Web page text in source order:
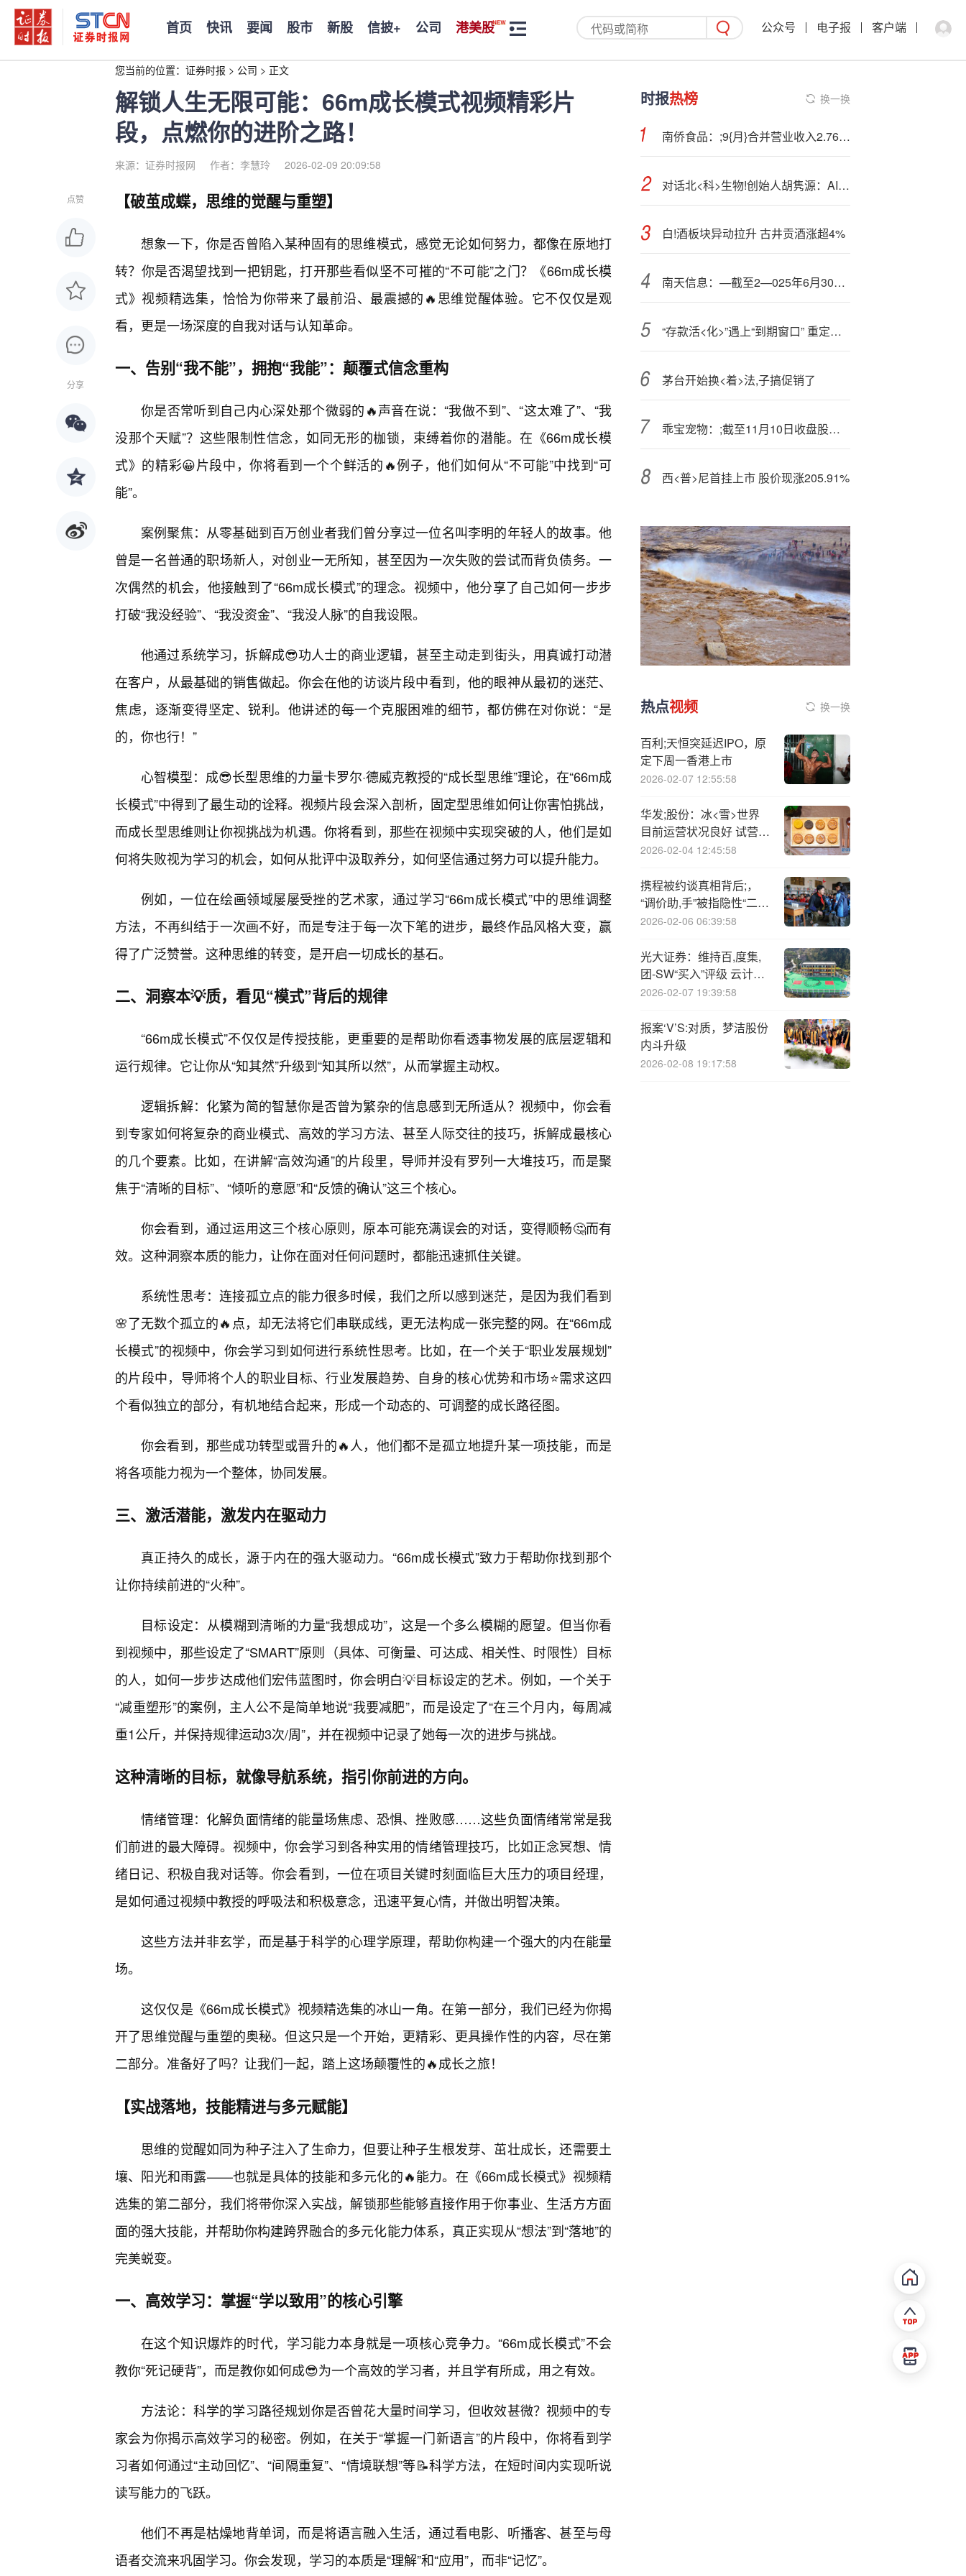
首页 快讯 要闻 股市 新股 信披+ 公司 港美股 公众号 电子报 客户端
您当前的位置： 证券时报 > 公司 > 正文
解锁人生无限可能：66m成长模式视频精彩片
段，点燃你的进阶之路！
来源：证券时报网 作者：李慧玲 2026-02-09 20:09:58
点赞
分享
【破茧成蝶，思维的觉醒与重塑】
想象一下，你是否曾陷入某种固有的思维模式，感觉无论如何努力，都像在原地打
转？你是否渴望找到一把钥匙，打开那些看似坚不可摧的“不可能”之门？《66m成长模
式》视频精选集，恰恰为你带来了最前沿、最震撼的🔥思维觉醒体验。它不仅仅是观
看，更是一场深度的自我对话与认知革命。
一、告别“我不能”，拥抱“我能”：颠覆式信念重构
你是否常听到自己内心深处那个微弱的🔥声音在说：“我做不到”、“这太难了”、“我
没那个天赋”？这些限制性信念，如同无形的枷锁，束缚着你的潜能。在《66m成长模
式》的精彩😀片段中，你将看到一个个鲜活的🔥例子，他们如何从“不可能”中找到“可
能”。
案例聚焦：从零基础到百万创业者我们曾分享过一位名叫李明的年轻人的故事。他
曾是一名普通的职场新人，对创业一无所知，甚至因为一次失败的尝试而背负债务。一
次偶然的机会，他接触到了“66m成长模式”的理念。视频中，他分享了自己如何一步步
打破“我没经验”、“我没资金”、“我没人脉”的自我设限。
他通过系统学习，拆解成😎功人士的商业逻辑，甚至主动走到街头，用真诚打动潜
在客户，从最基础的销售做起。你会在他的访谈片段中看到，他的眼神从最初的迷茫、
焦虑，逐渐变得坚定、锐利。他讲述的每一个克服困难的细节，都仿佛在对你说：“是
的，你也行！”
心智模型：成😎长型思维的力量卡罗尔·德威克教授的“成长型思维”理论，在“66m成
长模式”中得到了最生动的诠释。视频片段会深入剖析，固定型思维如何让你害怕挑战，
而成长型思维则让你视挑战为机遇。你将看到，那些在视频中实现突破的人，他们是如
何将失败视为学习的机会，如何从批评中汲取养分，如何坚信通过努力可以提升能力。
例如，一位在绘画领域屡屡受挫的艺术家，通过学习“66m成长模式”中的思维调整
方法，不再纠结于一次画不好，而是专注于每一次下笔的进步，最终作品风格大变，赢
得了广泛赞誉。这种思维的转变，是开启一切成长的基石。
二、洞察本💡质，看见“模式”背后的规律
“66m成长模式”不仅仅是传授技能，更重要的是帮助你看透事物发展的底层逻辑和
运行规律。它让你从“知其然”升级到“知其所以然”，从而掌握主动权。
逻辑拆解：化繁为简的智慧你是否曾为繁杂的信息感到无所适从？视频中，你会看
到专家如何将复杂的商业模式、高效的学习方法、甚至人际交往的技巧，拆解成最核心
的几个要素。比如，在讲解“高效沟通”的片段里，导师并没有罗列一大堆技巧，而是聚
焦于“清晰的目标”、“倾听的意愿”和“反馈的确认”这三个核心。
你会看到，通过运用这三个核心原则，原本可能充满误会的对话，变得顺畅🤔而有
效。这种洞察本质的能力，让你在面对任何问题时，都能迅速抓住关键。
系统性思考：连接孤立点的能力很多时候，我们之所以感到迷茫，是因为我们看到
🌸了无数个孤立的🔥点，却无法将它们串联成线，更无法构成一张完整的网。在“66m成
长模式”的视频中，你会学习到如何进行系统性思考。比如，在一个关于“职业发展规划”
的片段中，导师将个人的职业目标、行业发展趋势、自身的核心优势和市场⭐需求这四
个看似独立的部分，有机地结合起来，形成一个动态的、可调整的成长路径图。
你会看到，那些成功转型或晋升的🔥人，他们都不是孤立地提升某一项技能，而是
将各项能力视为一个整体，协同发展。
三、激活潜能，激发内在驱动力
真正持久的成长，源于内在的强大驱动力。“66m成长模式”致力于帮助你找到那个
让你持续前进的“火种”。
目标设定：从模糊到清晰的力量“我想成功”，这是一个多么模糊的愿望。但当你看
到视频中，那些设定了“SMART”原则（具体、可衡量、可达成、相关性、时限性）目标
的人，如何一步步达成他们宏伟蓝图时，你会明白💡目标设定的艺术。例如，一个关于
“减重塑形”的案例，主人公不是简单地说“我要减肥”，而是设定了“在三个月内，每周减
重1公斤，并保持规律运动3次/周”，并在视频中记录了她每一次的进步与挑战。
这种清晰的目标，就像导航系统，指引你前进的方向。
情绪管理：化解负面情绪的能量场焦虑、恐惧、挫败感……这些负面情绪常常是我
们前进的最大障碍。视频中，你会学习到各种实用的情绪管理技巧，比如正念冥想、情
绪日记、积极自我对话等。你会看到，一位在项目关键时刻面临巨大压力的项目经理，
是如何通过视频中教授的呼吸法和积极意念，迅速平复心情，并做出明智决策。
这些方法并非玄学，而是基于科学的心理学原理，帮助你构建一个强大的内在能量
场。
这仅仅是《66m成长模式》视频精选集的冰山一角。在第一部分，我们已经为你揭
开了思维觉醒与重塑的奥秘。但这只是一个开始，更精彩、更具操作性的内容，尽在第
二部分。准备好了吗？让我们一起，踏上这场颠覆性的🔥成长之旅！
【实战落地，技能精进与多元赋能】
思维的觉醒如同为种子注入了生命力，但要让种子生根发芽、茁壮成长，还需要土
壤、阳光和雨露——也就是具体的技能和多元化的🔥能力。在《66m成长模式》视频精
选集的第二部分，我们将带你深入实战，解锁那些能够直接作用于你事业、生活方方面
面的强大技能，并帮助你构建跨界融合的多元化能力体系，真正实现从“想法”到“落地”的
完美蜕变。
一、高效学习：掌握“学以致用”的核心引擎
在这个知识爆炸的时代，学习能力本身就是一项核心竞争力。“66m成长模式”不会
教你“死记硬背”，而是教你如何成😎为一个高效的学习者，并且学有所成，用之有效。
方法论：科学的学习路径规划你是否曾花大量时间学习，但收效甚微？视频中的专
家会为你揭示高效学习的秘密。例如，在关于“掌握一门新语言”的片段中，你将看到学
习者如何通过“主动回忆”、“间隔重复”、“情境联想”等📝科学方法，在短时间内实现听说
读写能力的飞跃。
他们不再是枯燥地背单词，而是将语言融入生活，通过看电影、听播客、甚至与母
语者交流来巩固学习。你会发现，学习的本质是“理解”和“应用”，而非“记忆”。
时报热榜 换一换
南侨食品：;9{月}合并营业收入2.76亿元 同比增加0.0016%
对话北<科>生物!创始人胡隽源：AI对可持续发展的作用具有颠覆性
白!酒板块异动拉升 古井贡酒涨超4%
南天信息：—截至2—025年6月30日公司股东总户数为75506户
“存款活<化>”遇上“到期窗口” 重定价助银行负债卸包袱
茅台开始换<着>法,子搞促销了
乖宝宠物：;截至11月10日收盘股东户数18973户
西<普>尼首挂上市 股价现涨205.91%
热点视频 换一换
百利;天恒突延迟IPO，原
定下周一香港上市
2026-02-07 12:55:58
华发;股份：冰<雪>世界
目前运营状况良好 试营业
首月累计接待游客超40万
2026-02-04 12:45:58
携程被约谈真相背后;，
“调价助,手”被指隐性“二选
一”
2026-02-06 06:39:58
光大证券：维持百,度集,
团-SW“买入”评级 云计
算、智能驾驶、自研芯片
2026-02-07 19:39:58
报案‘V’S:对质，梦洁股份
内斗升级
2026-02-08 19:17:58